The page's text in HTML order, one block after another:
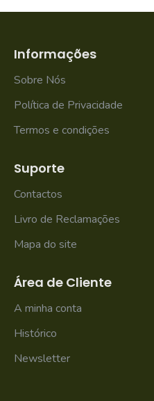
Informações
Sobre Nós
Política de Privacidade
Termos e condições
Suporte
Contactos
Livro de Reclamações
Mapa do site
Área de Cliente
A minha conta
Histórico
Newsletter